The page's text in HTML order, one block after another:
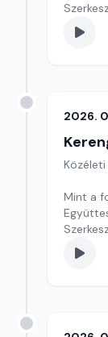
2026.
Mint a